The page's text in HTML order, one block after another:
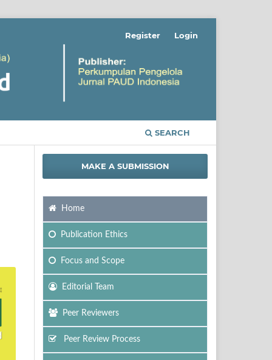
SEARCH
Register Login
MAKE A SUBMISSION
Home
Publication Ethics
Focus and Scope
Editorial Team
Peer Reviewers
Peer Review Process